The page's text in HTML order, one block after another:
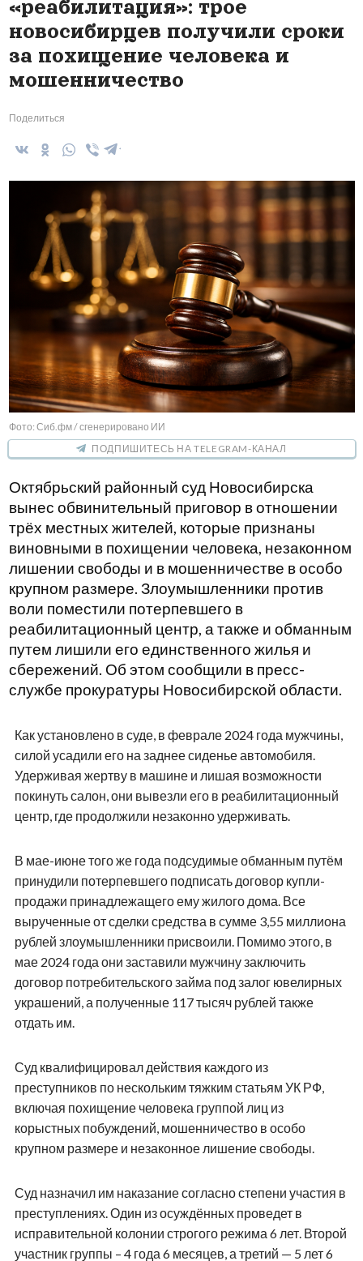
«реабилитация»: трое
новосибирцев получили сроки
за похищение человека и
мошенничество
Поделиться
Фото: Сиб.фм / сгенерировано ИИ
ПОДПИШИТЕСЬ НА TELEGRAM-КАНАЛ
Октябрьский районный суд Новосибирска
вынес обвинительный приговор в отношении
трёх местных жителей, которые признаны
виновными в похищении человека, незаконном
лишении свободы и в мошенничестве в особо
крупном размере. Злоумышленники против
воли поместили потерпевшего в
реабилитационный центр, а также и обманным
путем лишили его единственного жилья и
сбережений. Об этом сообщили в пресс-
службе прокуратуры Новосибирской области.
Как установлено в суде, в феврале 2024 года мужчины,
силой усадили его на заднее сиденье автомобиля.
Удерживая жертву в машине и лишая возможности
покинуть салон, они вывезли его в реабилитационный
центр, где продолжили незаконно удерживать.
В мае-июне того же года подсудимые обманным путём
принудили потерпевшего подписать договор купли-
продажи принадлежащего ему жилого дома. Все
вырученные от сделки средства в сумме 3,55 миллиона
рублей злоумышленники присвоили. Помимо этого, в
мае 2024 года они заставили мужчину заключить
договор потребительского займа под залог ювелирных
украшений, а полученные 117 тысяч рублей также
отдать им.
Суд квалифицировал действия каждого из
преступников по нескольким тяжким статьям УК РФ,
включая похищение человека группой лиц из
корыстных побуждений, мошенничество в особо
крупном размере и незаконное лишение свободы.
Суд назначил им наказание согласно степени участия в
преступлениях. Один из осуждённых проведет в
исправительной колонии строгого режима 6 лет. Второй
участник группы – 4 года 6 месяцев, а третий — 5 лет 6